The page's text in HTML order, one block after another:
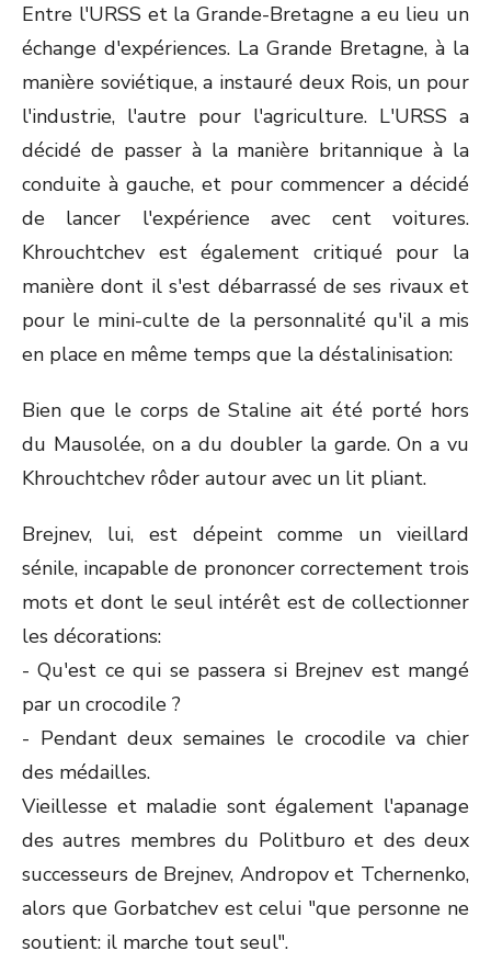
Entre l'URSS et la Grande-Bretagne a eu lieu un
échange d'expériences. La Grande Bretagne, à la
manière soviétique, a instauré deux Rois, un pour
l'industrie, l'autre pour l'agriculture. L'URSS a
décidé de passer à la manière britannique à la
conduite à gauche, et pour commencer a décidé
de lancer l'expérience avec cent voitures.
Khrouchtchev est également critiqué pour la
manière dont il s'est débarrassé de ses rivaux et
pour le mini-culte de la personnalité qu'il a mis
en place en même temps que la déstalinisation:
Bien que le corps de Staline ait été porté hors
du Mausolée, on a du doubler la garde. On a vu
Khrouchtchev rôder autour avec un lit pliant.
Brejnev, lui, est dépeint comme un vieillard
sénile, incapable de prononcer correctement trois
mots et dont le seul intérêt est de collectionner
les décorations:
- Qu'est ce qui se passera si Brejnev est mangé
par un crocodile ?
- Pendant deux semaines le crocodile va chier
des médailles.
Vieillesse et maladie sont également l'apanage
des autres membres du Politburo et des deux
successeurs de Brejnev, Andropov et Tchernenko,
alors que Gorbatchev est celui "que personne ne
soutient: il marche tout seul".